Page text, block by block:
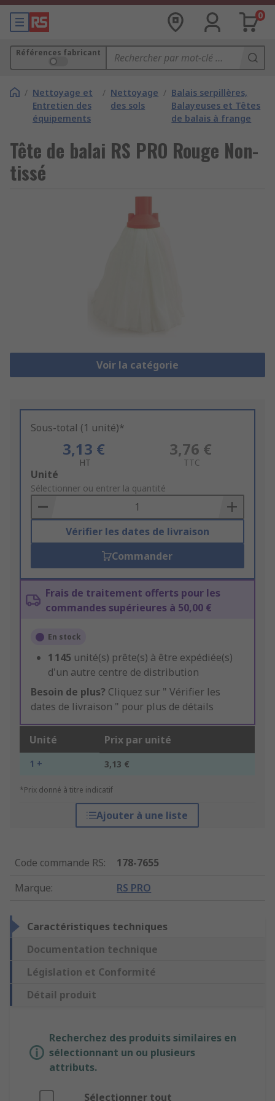
0
Références fabricant
/ Nettoyage et
Entretien des
équipements
/ Nettoyage
des sols
/ Balais serpillères,
Balayeuses et Têtes
de balais à frange
Tête de balai RS PRO Rouge Non-
tissé
Voir la catégorie
Sous-total (1 unité)*
3,13 €
HT
3,76 €
TTC
Add
to
Basket
Unité
Sélectionner ou entrer la quantité
Vérifier les dates de livraison
Commander
Frais de traitement offerts pour les
commandes supérieures à 50,00 €
En stock
1 145 unité(s) prête(s) à être expédiée(s)
d'un autre centre de distribution
Besoin de plus? Cliquez sur " Vérifier les
dates de livraison " pour plus de détails
Unité Prix par unité
1 + 3,13 €
*Prix donné à titre indicatif
Ajouter à une liste
Code commande RS:
178-7655
Marque: RS PRO
Caractéristiques techniques
Documentation technique
Législation et Conformité
Détail produit
Recherchez des produits similaires en
sélectionnant un ou plusieurs
attributs.
Sélectionner tout